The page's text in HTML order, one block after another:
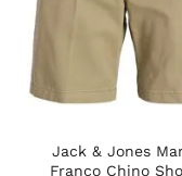
Jack & Jones
Franco Chino